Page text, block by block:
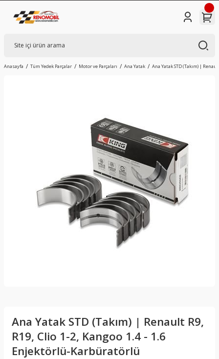
Anasayfa Tüm Yedek Parçalar Motor ve Parçaları Ana Yatak Ana Yatak STD (Takım) |
Ana Yatak STD (Takım) | Renault R9,
R19, Clio 1-2, Kangoo 1.4 - 1.6
Enjektörlü-Karbüratörlü